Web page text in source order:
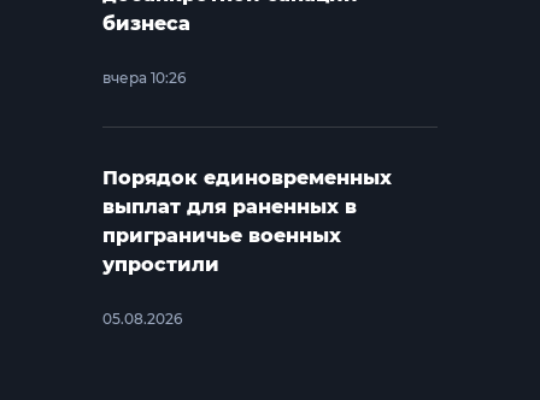
бизнеса
вчера 10:26
Порядок единовременных
выплат для раненных в
приграничье военных
упростили
05.08.2026